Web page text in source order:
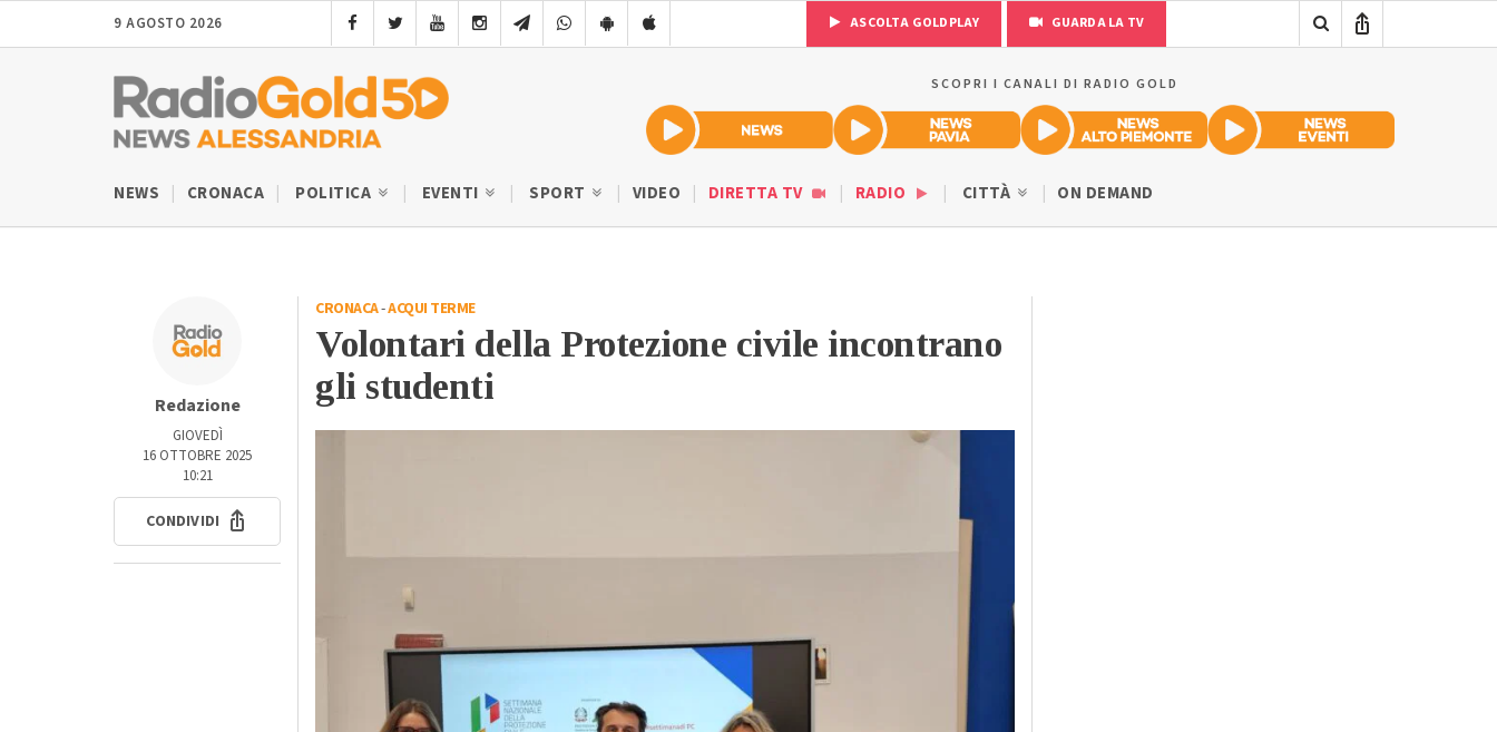
9 AGOSTO 2026 ASCOLTA GOLDPLAY GUARDA LA TV
SCOPRI I CANALI DI RADIO GOLD
NEWS CRONACA POLITICA EVENTI SPORT VIDEO DIRETTA TV RADIO CITTÀ ON DEMAND
Redazione
GIOVEDÌ
16 OTTOBRE 2025
10:21
CONDIVIDI
CRONACA-ACQUI TERME
Volontari della Protezione civile incontrano
gli studenti